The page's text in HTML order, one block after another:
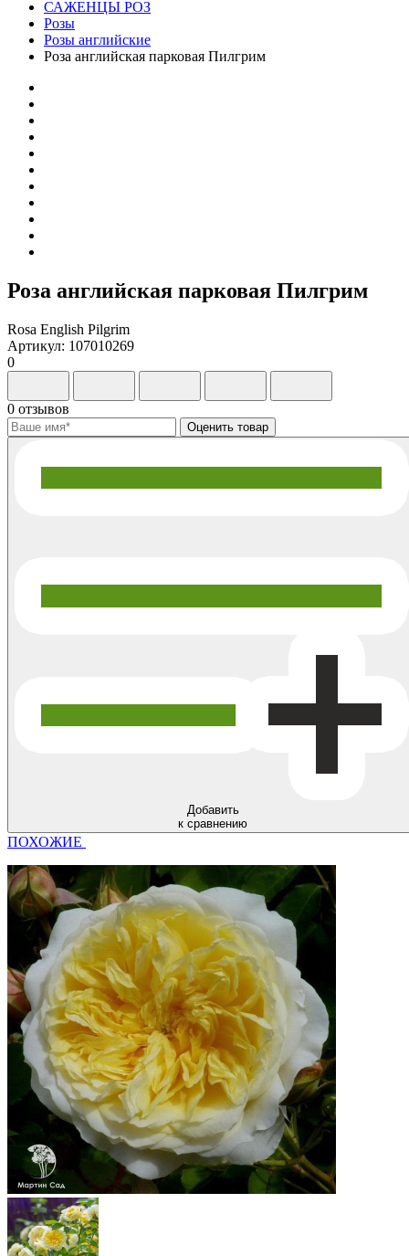
САЖЕНЦЫ РОЗ
Розы
Розы английские
Роза английская парковая Пилгрим
Роза английская парковая Пилгрим
Rosa English Pilgrim
Артикул: 107010269
0
0 отзывов
Добавить
к сравнению
ПОХОЖИЕ